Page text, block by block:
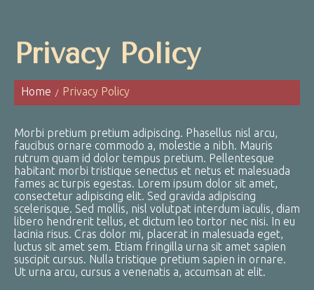
Privacy Policy
Home Privacy Policy
Morbi pretium pretium adipiscing. Phasellus nisl arcu,
faucibus ornare commodo a, molestie a nibh. Mauris
rutrum quam id dolor tempus pretium. Pellentesque
habitant morbi tristique senectus et netus et malesuada
fames ac turpis egestas. Lorem ipsum dolor sit amet,
consectetur adipiscing elit. Sed gravida adipiscing
scelerisque. Sed mollis, nisl volutpat interdum iaculis, diam
libero hendrerit tellus, et dictum leo tortor nec nisi. In eu
lacinia risus. Cras dolor mi, placerat in malesuada eget,
luctus sit amet sem. Etiam fringilla urna sit amet sapien
suscipit cursus. Nulla tristique pretium sapien in ornare.
Ut urna arcu, cursus a venenatis a, accumsan at elit.